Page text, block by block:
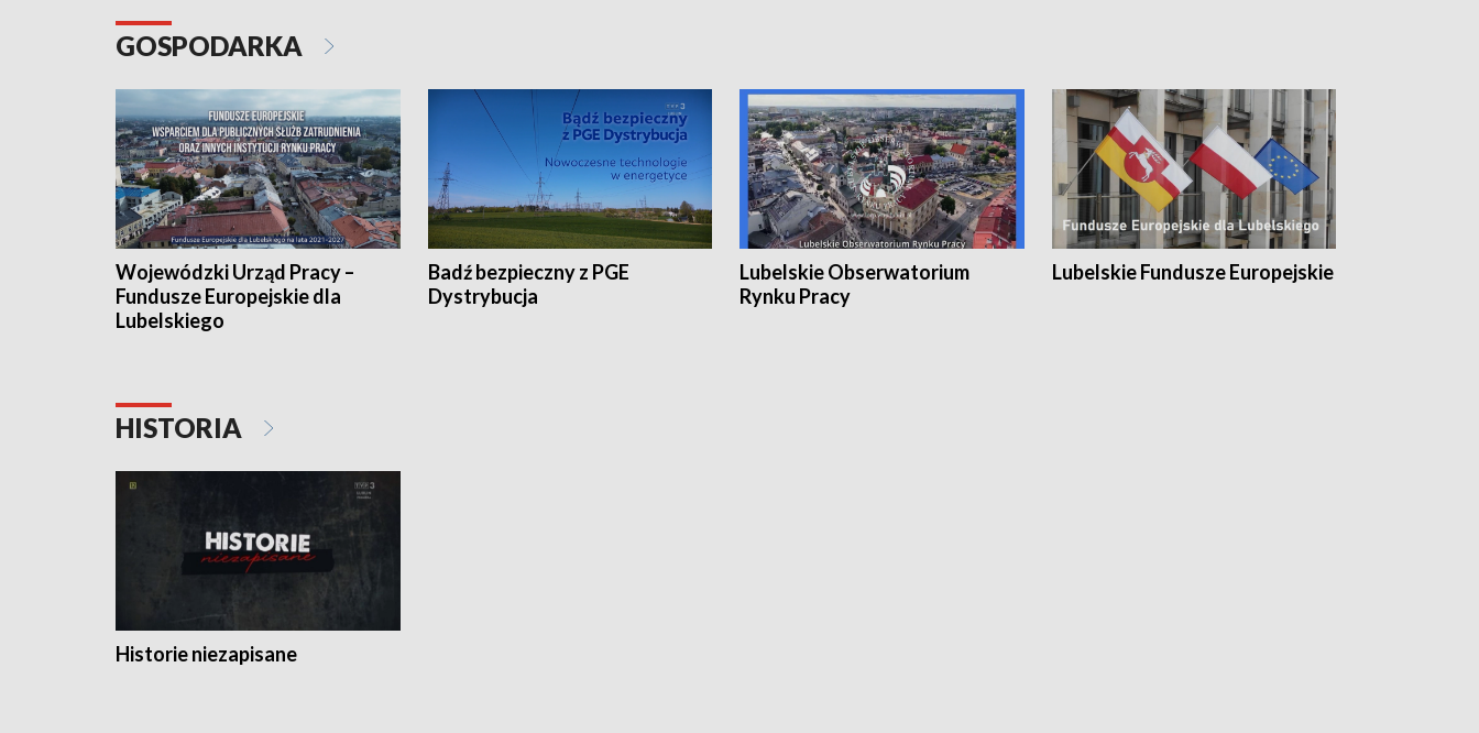
GOSPODARKA
Wojewódzki Urząd Pracy –
Fundusze Europejskie dla
Lubelskiego
Badź bezpieczny z PGE
Dystrybucja
Lubelskie Obserwatorium
Rynku Pracy
Lubelskie Fundusze Europejskie
HISTORIA
Historie niezapisane